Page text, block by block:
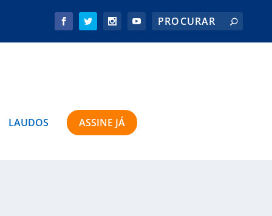
LAUDOS ASSINE JÁ